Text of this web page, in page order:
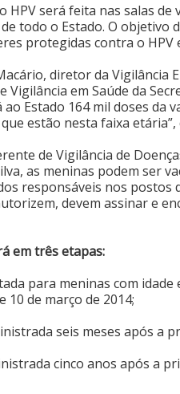
HPV será feita nas salas de
todo o Estado. O objetivo
protegidas contra o HPV
diretor da Vigilância
Vigilância em Saúde da
Estado 164 mil doses da
estão nesta faixa
de Vigilância de
as meninas podem ser
responsáveis nos postos
devem assinar e
em três etapas:
para meninas com
10 de março de 2014;
seis meses após a
cinco anos após a